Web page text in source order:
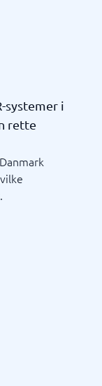
systemer i
rette